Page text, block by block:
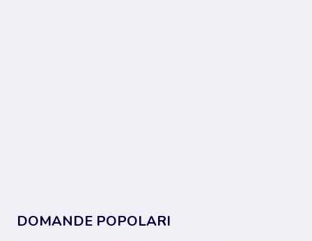
DOMANDE POPOLARI